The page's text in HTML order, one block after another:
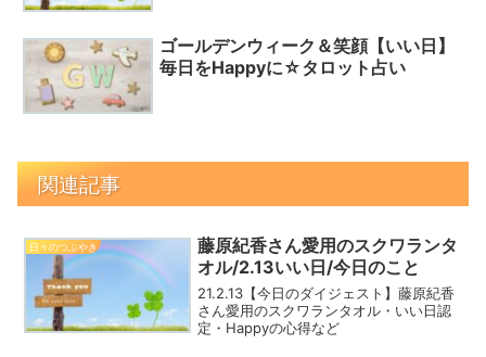
ゴールデンウィーク＆笑顔【いい日】
毎日をHappyに☆タロット占い
関連記事
日々のつぶやき
藤原紀香さん愛用のスクワランタ
オル/2.13いい日/今日のこと
21.2.13【今日のダイジェスト】藤原紀香
さん愛用のスクワランタオル・いい日認
定・Happyの心得など